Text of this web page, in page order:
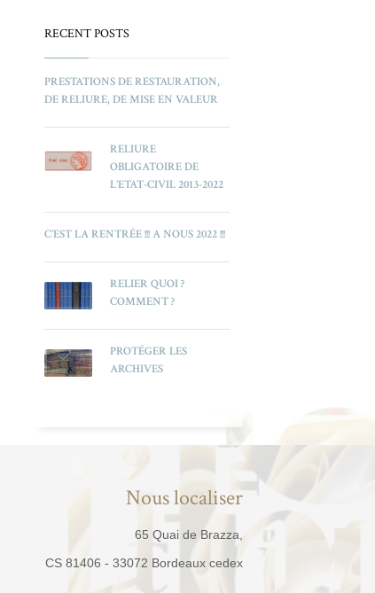
RECENT POSTS
PRESTATIONS DE RESTAURATION,
DE RELIURE, DE MISE EN VALEUR
RELIURE
OBLIGATOIRE DE
L’ETAT-CIVIL 2013-2022
C’EST LA RENTRÉE !!! A NOUS 2022 !!!
RELIER QUOI ?
COMMENT ?
PROTÉGER LES
ARCHIVES
Nous localiser
65 Quai de Brazza,
CS 81406 - 33072 Bordeaux cedex